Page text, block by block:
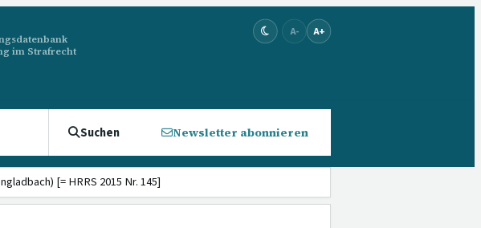
im Strafrecht
A- A+
Suchen Newsletter abonnieren
[= HRRS 2015 Nr. 145]